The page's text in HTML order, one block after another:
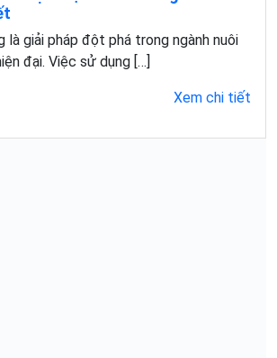
là giải pháp đột phá trong ngành nuôi
đại. Việc sử dụng […]
Xem chi tiết